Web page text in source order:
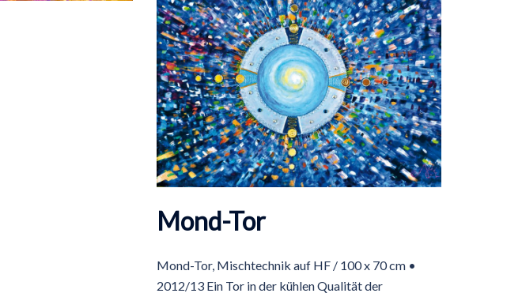
Mond-Tor
Mond-Tor, Mischtechnik auf HF / 100 x 70 cm •
2012/13 Ein Tor in der kühlen Qualität der